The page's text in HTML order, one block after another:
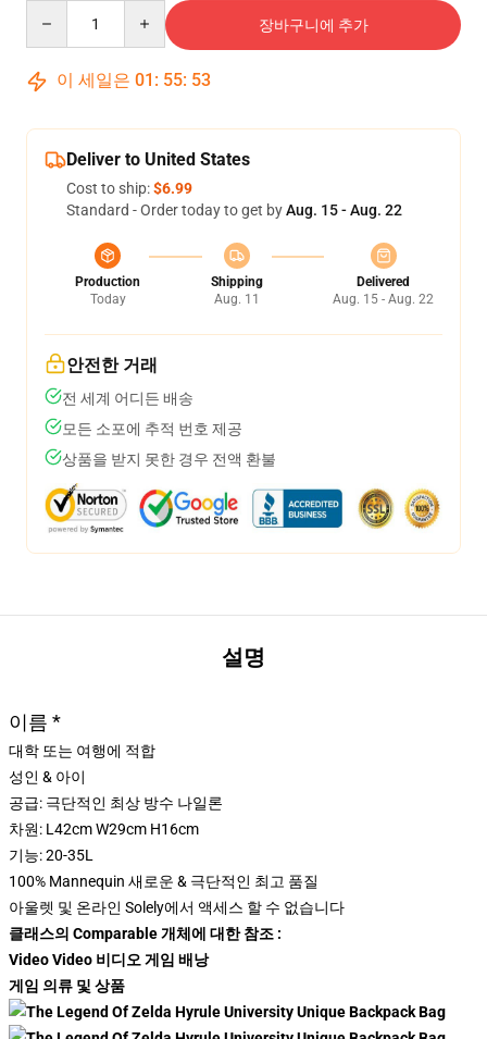
장바구니에 추가
이 세일은 01 : 55: 53
Deliver to United States
Cost to ship:$6.99
Standard - Order today to get byAug. 15 - Aug. 22
Production
Today
Shipping
Aug. 11
Delivered
Aug. 15 - Aug. 22
안전한 거래
전 세계 어디든 배송
모든 소포에 추적 번호 제공
상품을 받지 못한 경우 전액 환불
설명
이름 *
대학 또는 여행에 적합
성인 & 아이
공급: 극단적인 최상 방수 나일론
차원: L42cm W29cm H16cm
기능: 20-35L
100% Mannequin 새로운 & 극단적인 최고 품질
아울렛 및 온라인 Solely에서 액세스 할 수 없습니다
클래스의 Comparable 개체에 대한 참조 :
Video Video 비디오 게임 배낭
게임 의류 및 상품